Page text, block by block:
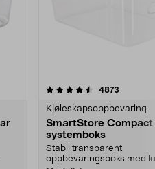
4873
Kjøleskapsoppbevaring
SmartStore Compact
systemboks
Stabil transparent
oppbevaringsboks med
5.0 av 5 stjerner